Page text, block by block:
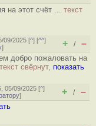
на этот счёт ... текст
09/2025 [^] [^^]
] + / –
добро пожаловать на
текст свёрнут, показать
05/09/2025 [^]
] + / –